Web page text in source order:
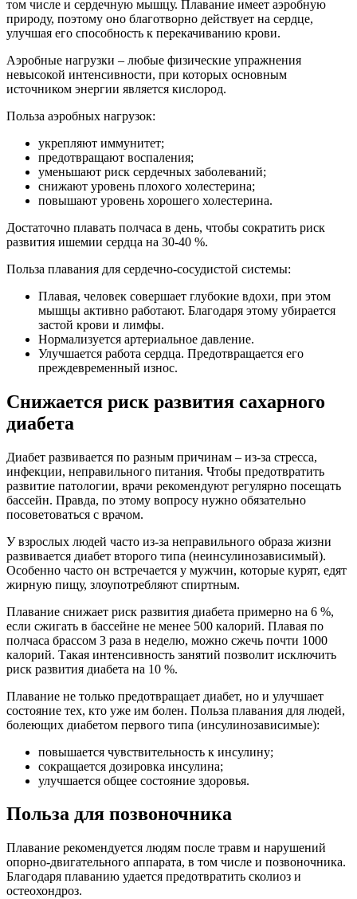
том числе и сердечную мышцу. Плавание имеет аэробную
природу, поэтому оно благотворно действует на сердце,
улучшая его способность к перекачиванию крови.
Аэробные нагрузки – любые физические упражнения
невысокой интенсивности, при которых основным
источником энергии является кислород.
Польза аэробных нагрузок:
укрепляют иммунитет;
предотвращают воспаления;
уменьшают риск сердечных заболеваний;
снижают уровень плохого холестерина;
повышают уровень хорошего холестерина.
Достаточно плавать полчаса в день, чтобы сократить риск
развития ишемии сердца на 30-40 %.
Польза плавания для сердечно-сосудистой системы:
Плавая, человек совершает глубокие вдохи, при этом
мышцы активно работают. Благодаря этому убирается
застой крови и лимфы.
Нормализуется артериальное давление.
Улучшается работа сердца. Предотвращается его
преждевременный износ.
Снижается риск развития сахарного
диабета
Диабет развивается по разным причинам – из-за стресса,
инфекции, неправильного питания. Чтобы предотвратить
развитие патологии, врачи рекомендуют регулярно посещать
бассейн. Правда, по этому вопросу нужно обязательно
посоветоваться с врачом.
У взрослых людей часто из-за неправильного образа жизни
развивается диабет второго типа (неинсулинозависимый).
Особенно часто он встречается у мужчин, которые курят, едят
жирную пищу, злоупотребляют спиртным.
Плавание снижает риск развития диабета примерно на 6 %,
если сжигать в бассейне не менее 500 калорий. Плавая по
полчаса брассом 3 раза в неделю, можно сжечь почти 1000
калорий. Такая интенсивность занятий позволит исключить
риск развития диабета на 10 %.
Плавание не только предотвращает диабет, но и улучшает
состояние тех, кто уже им болен. Польза плавания для людей,
болеющих диабетом первого типа (инсулинозависимые):
повышается чувствительность к инсулину;
сокращается дозировка инсулина;
улучшается общее состояние здоровья.
Польза для позвоночника
Плавание рекомендуется людям после травм и нарушений
опорно-двигательного аппарата, в том числе и позвоночника.
Благодаря плаванию удается предотвратить сколиоз и
остеохондроз.